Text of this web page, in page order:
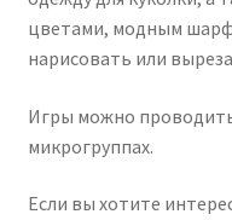
цветами, модным
нарисовать или
Игры можно
микрогруппах.
Если вы хотите